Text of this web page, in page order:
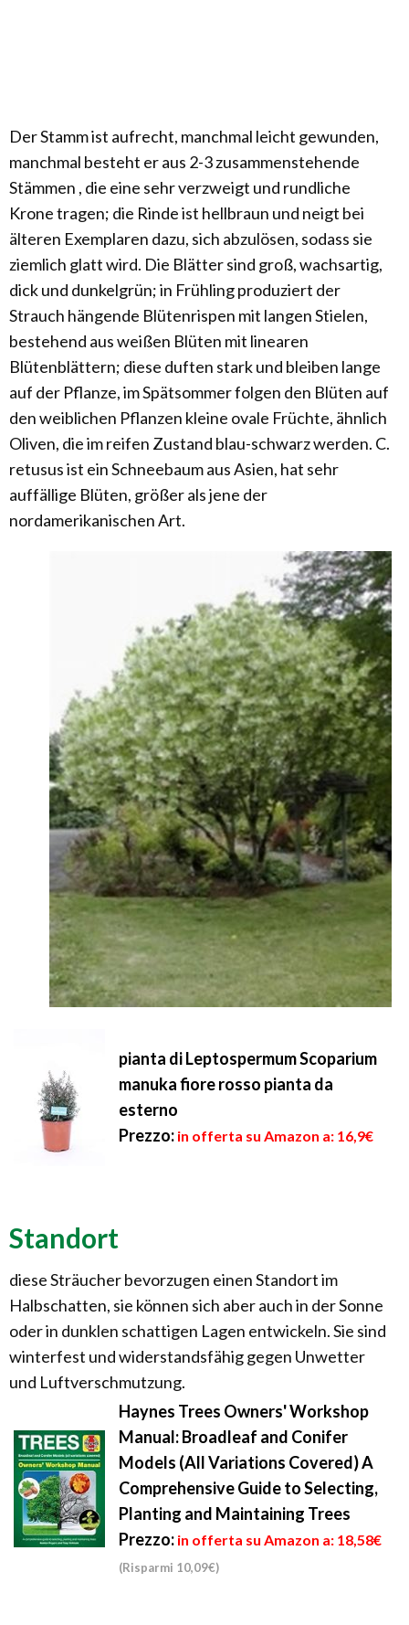
Der Stamm ist aufrecht, manchmal leicht gewunden,
manchmal besteht er aus 2-3 zusammenstehende
Stämmen , die eine sehr verzweigt und rundliche
Krone tragen; die Rinde ist hellbraun und neigt bei
älteren Exemplaren dazu, sich abzulösen, sodass sie
ziemlich glatt wird. Die Blätter sind groß, wachsartig,
dick und dunkelgrün; in Frühling produziert der
Strauch hängende Blütenrispen mit langen Stielen,
bestehend aus weißen Blüten mit linearen
Blütenblättern; diese duften stark und bleiben lange
auf der Pflanze, im Spätsommer folgen den Blüten auf
den weiblichen Pflanzen kleine ovale Früchte, ähnlich
Oliven, die im reifen Zustand blau-schwarz werden. C.
retusus ist ein Schneebaum aus Asien, hat sehr
auffällige Blüten, größer als jene der
nordamerikanischen Art.
pianta di Leptospermum Scoparium
manuka fiore rosso pianta da
esterno
Prezzo: in offerta su Amazon a: 16,9€
Standort
diese Sträucher bevorzugen einen Standort im
Halbschatten, sie können sich aber auch in der Sonne
oder in dunklen schattigen Lagen entwickeln. Sie sind
winterfest und widerstandsfähig gegen Unwetter
und Luftverschmutzung.
Haynes Trees Owners' Workshop
Manual: Broadleaf and Conifer
Models (All Variations Covered) A
Comprehensive Guide to Selecting,
Planting and Maintaining Trees
Prezzo: in offerta su Amazon a: 18,58€
(Risparmi 10,09€)